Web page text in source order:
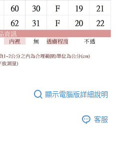
顯示電腦版詳細說明
客服